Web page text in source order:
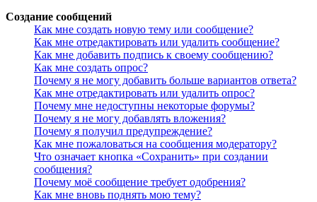
Создание сообщений
Как мне создать новую тему или сообщение?
Как мне отредактировать или удалить сообщение?
Как мне добавить подпись к своему сообщению?
Как мне создать опрос?
Почему я не могу добавить больше вариантов ответа?
Как мне отредактировать или удалить опрос?
Почему мне недоступны некоторые форумы?
Почему я не могу добавлять вложения?
Почему я получил предупреждение?
Как мне пожаловаться на сообщения модератору?
Что означает кнопка «Сохранить» при создании
сообщения?
Почему моё сообщение требует одобрения?
Как мне вновь поднять мою тему?